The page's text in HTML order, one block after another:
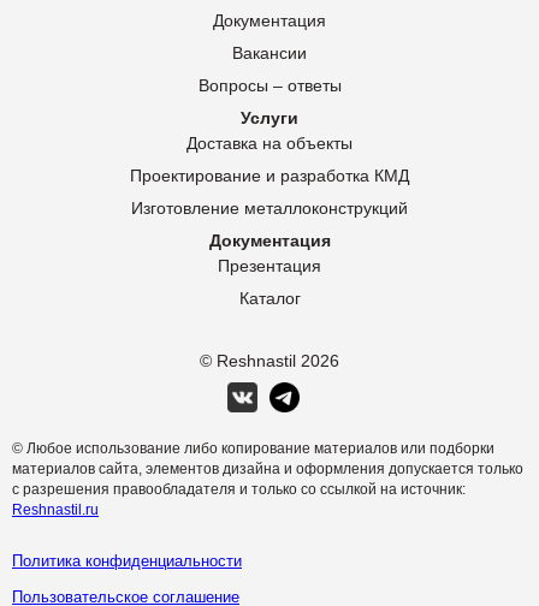
© Reshnastil 2026
Документация
Вакансии
Вопросы – ответы
Услуги
Доставка на объекты
Проектирование и разработка КМД
Изготовление металлоконструкций
Документация
Презентация
Каталог
© Любое использование либо копирование материалов или подборки
материалов сайта, элементов дизайна и оформления допускается только
с разрешения правообладателя и только со ссылкой на источник:
Reshnastil.ru
Политика конфиденциальности
Пользовательское соглашение